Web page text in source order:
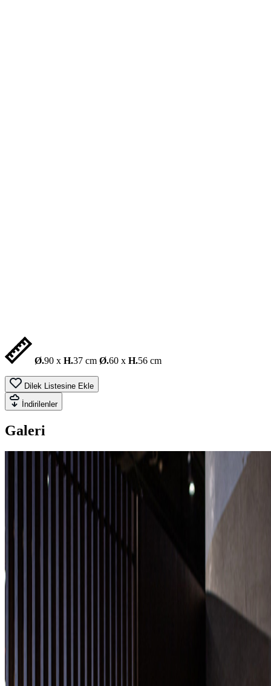
Ø.90 x H.37 cm Ø.60 x H.56 cm
Dilek Listesine Ekle
İndirilenler
Galeri